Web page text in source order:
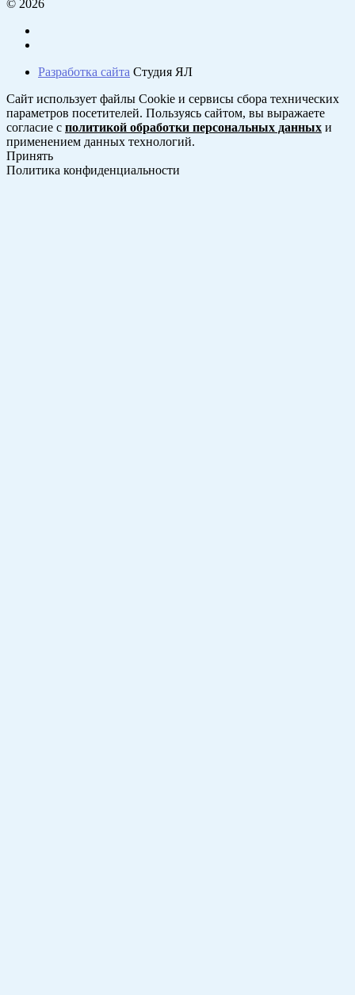
© 2026
Разработка сайта Студия ЯЛ
Сайт использует файлы Cookie и сервисы сбора технических
параметров посетителей. Пользуясь сайтом, вы выражаете
согласие с политикой обработки персональных данных и
применением данных технологий.
Принять
Политика конфиденциальности